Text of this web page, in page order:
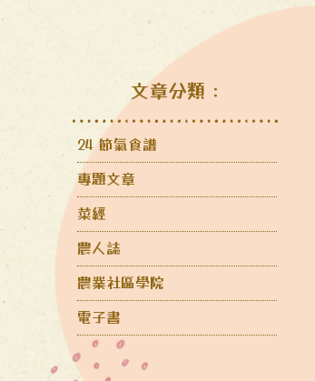
文章分類：
24 節氣食譜
專題文章
菜經
農人誌
農業社區學院
電子書